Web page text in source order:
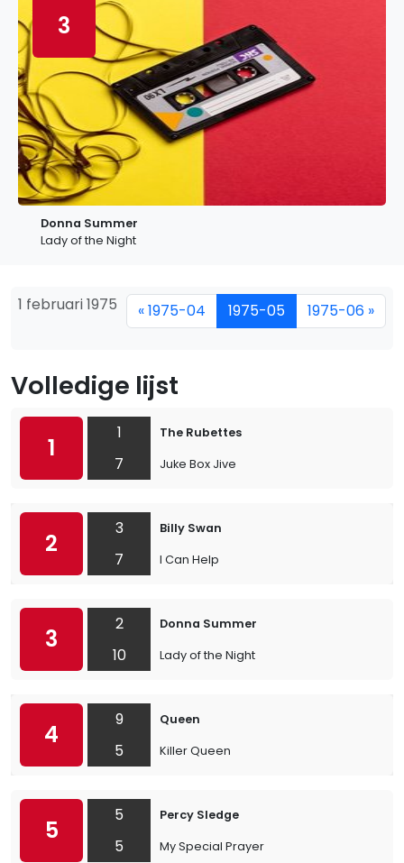
3
Donna Summer
Lady of the Night
1 februari 1975 « 1975-04 1975-05 1975-06 »
Volledige lijst
1
1
7
The Rubettes
Juke Box Jive
2
3
7
Billy Swan
I Can Help
3
2
10
Donna Summer
Lady of the Night
4
9
5
Queen
Killer Queen
5
5
5
Percy Sledge
My Special Prayer